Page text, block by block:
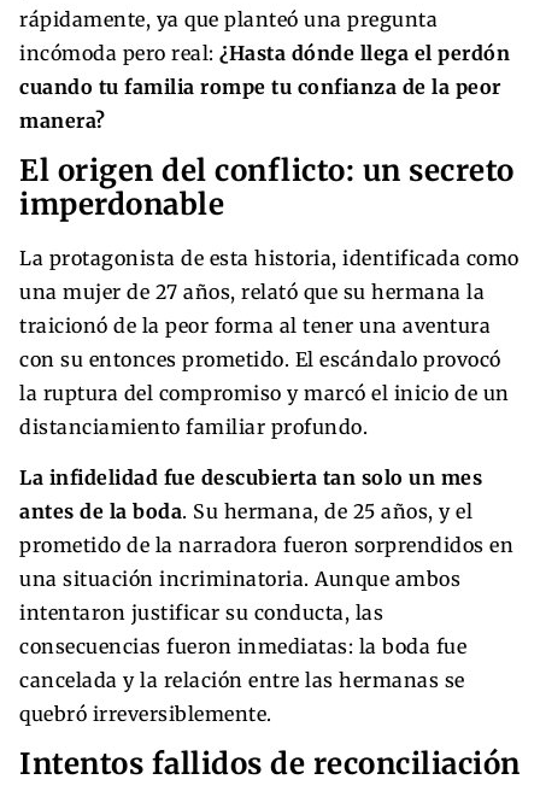
rápidamente, ya que planteó una pregunta
incómoda pero real: ¿Hasta dónde llega el perdón
cuando tu familia rompe tu confianza de la peor
manera?
El origen del conflicto: un secreto
imperdonable
La protagonista de esta historia, identificada como
una mujer de 27 años, relató que su hermana la
traicionó de la peor forma al tener una aventura
con su entonces prometido. El escándalo provocó
la ruptura del compromiso y marcó el inicio de un
distanciamiento familiar profundo.
La infidelidad fue descubierta tan solo un mes
antes de la boda. Su hermana, de 25 años, y el
prometido de la narradora fueron sorprendidos en
una situación incriminatoria. Aunque ambos
intentaron justificar su conducta, las
consecuencias fueron inmediatas: la boda fue
cancelada y la relación entre las hermanas se
quebró irreversiblemente.
Intentos fallidos de reconciliación